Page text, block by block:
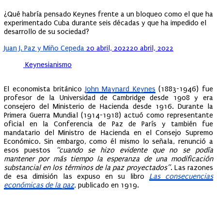
¿Qué habría pensado Keynes frente a un bloqueo como el que ha
experimentado Cuba durante seis décadas y que ha impedido el
desarrollo de su sociedad?
Juan J. Paz y Miño Cepeda Posted
20 abril, 202220 abril, 2022
Keynesianismo
El economista británico John Maynard Keynes (1883-1946) fue
profesor de la Universidad de Cambridge desde 1908 y era
consejero del Ministerio de Hacienda desde 1916. Durante la
Primera Guerra Mundial (1914-1918) actuó como representante
oficial en la Conferencia de Paz de París y también fue
mandatario del Ministro de Hacienda en el Consejo Supremo
Económico. Sin embargo, como él mismo lo señala, renunció a
esos puestos
“cuando se hizo evidente que no se podía
mantener por más tiempo la esperanza de una modificación
substancial en los términos de la paz proyectados”. Las razones
de esa dimisión las expuso en su libro Las consecuencias
económicas de la paz, publicado en 1919.